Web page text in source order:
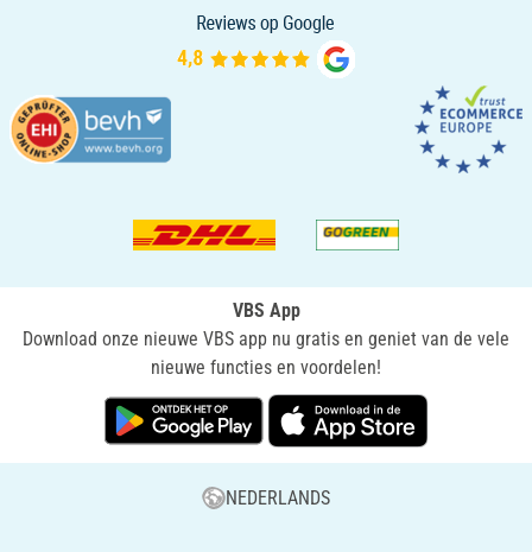
VBS App
Download onze nieuwe VBS app nu gratis en geniet van de vele
nieuwe functies en voordelen!
NEDERLANDS